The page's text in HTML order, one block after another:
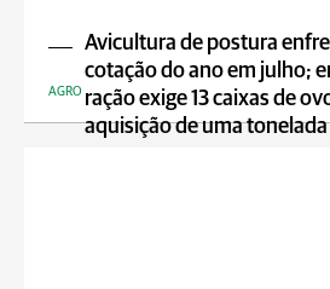
Avicultura de postura
cotação do ano em julho;
ração exige 13 caixas de
aquisição de uma
AGRO